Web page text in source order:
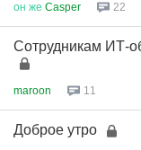
он же Casper 22
Сотрудникам ИТ-
maroon 11
Доброе утро